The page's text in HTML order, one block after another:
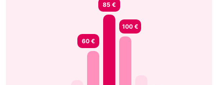
60 €
85 €
100 €